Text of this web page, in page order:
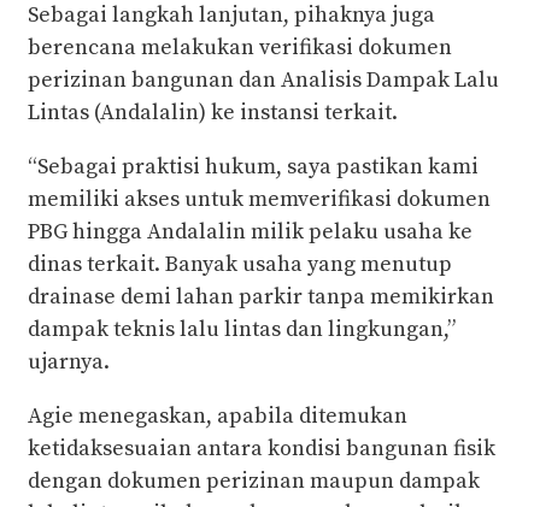
Sebagai langkah lanjutan, pihaknya juga
berencana melakukan verifikasi dokumen
perizinan bangunan dan Analisis Dampak Lalu
Lintas (Andalalin) ke instansi terkait.
“Sebagai praktisi hukum, saya pastikan kami
memiliki akses untuk memverifikasi dokumen
PBG hingga Andalalin milik pelaku usaha ke
dinas terkait. Banyak usaha yang menutup
drainase demi lahan parkir tanpa memikirkan
dampak teknis lalu lintas dan lingkungan,”
ujarnya.
Agie menegaskan, apabila ditemukan
ketidaksesuaian antara kondisi bangunan fisik
dengan dokumen perizinan maupun dampak